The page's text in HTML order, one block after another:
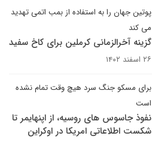
پوتین جهان را به استفاده از بمب اتمی تهدید
می کند
گزینه آخرالزمانی کرملین برای کاخ سفید
۲۶ اسفند ۱۴۰۲
برای مسکو جنگ سرد هیچ وقت تمام نشده
است
نفوذ جاسوس های روسیه، از اپنهایمر تا
شکست اطلاعاتی امریکا در اوکراین